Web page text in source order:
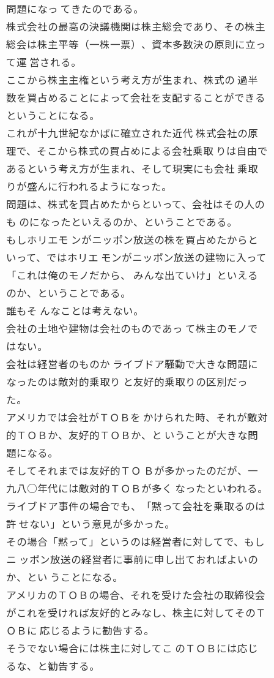
問題になっ てきたのである。
株式会社の最高の決議機関は株主総会であり、その株主
総会は株主平等（一株一票）、資本多数決の原則に立っ
て運 営される。
ここから株主主権という考え方が生まれ、株式の 過半
数を買占めることによって会社を支配することができる
ということになる。
これが十九世紀なかばに確立された近代 株式会社の原
理で、そこから株式の買占めによる会社乗取 りは自由で
あるという考え方が生まれ、そして現実にも会社 乗取
りが盛んに行われるようになった。
問題は、株式を買占めたからといって、会社はその人の
も のになったといえるのか、ということである。
もしホリエモ ンがニッポン放送の株を買占めたからと
いって、ではホリエ モンがニッポン放送の建物に入って
「これは俺のモノだから、 みんな出ていけ」といえる
のか、ということである。
誰もそ んなことは考えない。
会社の土地や建物は会社のものであっ て株主のモノで
はない。
会社は経営者のものか ライブドア騒動で大きな問題に
なったのは敵対的乗取り と友好的乗取りの区別だっ
た。
アメリカでは会社がＴＯＢを かけられた時、それが敵対
的ＴＯＢか、友好的ＴＯＢか、と いうことが大きな問
題になる。
そしてそれまでは友好的ＴＯ Ｂが多かったのだが、一
九八○年代には敵対的ＴＯＢが多く なったといわれる。
ライブドア事件の場合でも、「黙って会社を乗取るのは
許 せない」という意見が多かった。
その場合「黙って」というのは経営者に対してで、もし
ニ ッポン放送の経営者に事前に申し出ておればよいの
か、とい うことになる。
アメリカのＴＯＢの場合、それを受けた会社の取締役会
がこれを受ければ友好的とみなし、株主に対してそのＴ
ＯＢに 応じるように勧告する。
そうでない場合には株主に対してこ のＴＯＢには応じ
るな、と勧告する。